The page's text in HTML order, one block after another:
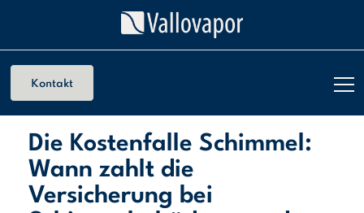
Kontakt
Die Kostenfalle Schimmel:
Wann zahlt die
Versicherung bei